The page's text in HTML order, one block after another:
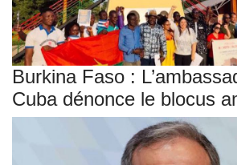
Burkina Faso :
Cuba dénonce le blocus